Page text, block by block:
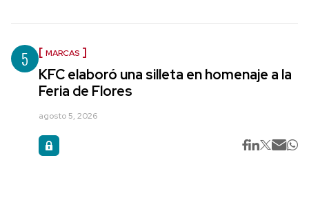
5 MARCAS
KFC elaboró una silleta en homenaje a la
Feria de Flores
agosto 5, 2026